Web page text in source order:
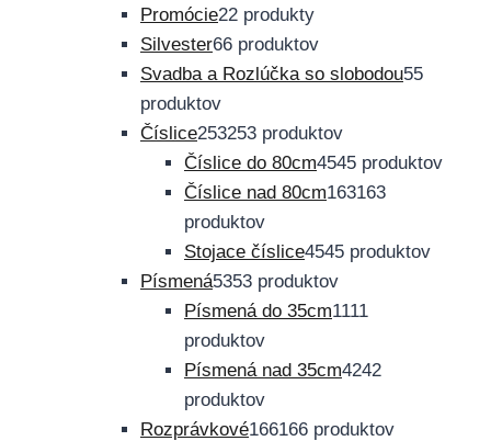
Promócie22 produkty
Silvester66 produktov
Svadba a Rozlúčka so slobodou55
produktov
Číslice253253 produktov
Číslice do 80cm4545 produktov
Číslice nad 80cm163163
produktov
Stojace číslice4545 produktov
Písmená5353 produktov
Písmená do 35cm1111
produktov
Písmená nad 35cm4242
produktov
Rozprávkové166166 produktov